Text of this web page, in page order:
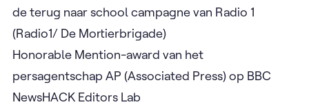
de terug naar school campagne van Radio 1
(Radio1/ De Mortierbrigade)
Honorable Mention-award van het
persagentschap AP (Associated Press) op BBC
NewsHACK Editors Lab